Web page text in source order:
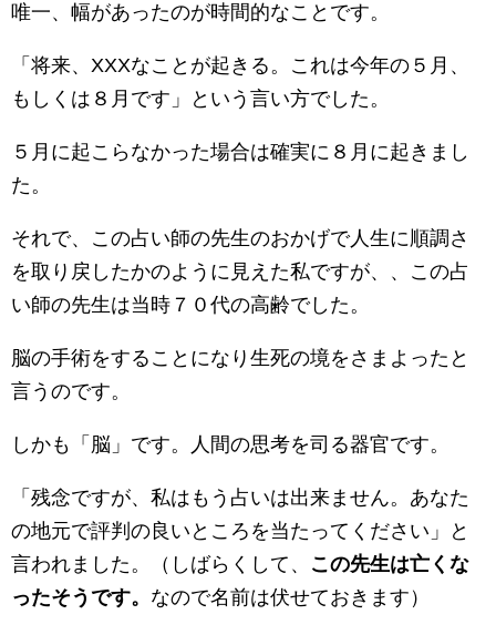
唯一、幅があったのが時間的なことです。
「将来、XXXなことが起きる。これは今年の５月、
もしくは８月です」という言い方でした。
５月に起こらなかった場合は確実に８月に起きまし
た。
それで、この占い師の先生のおかげで人生に順調さ
を取り戻したかのように見えた私ですが、、この占
い師の先生は当時７０代の高齢でした。
脳の手術をすることになり生死の境をさまよったと
言うのです。
しかも「脳」です。人間の思考を司る器官です。
「残念ですが、私はもう占いは出来ません。あなた
の地元で評判の良いところを当たってください」と
言われました。（しばらくして、 この先生は亡くな
ったそうです。 なので名前は伏せておきます）